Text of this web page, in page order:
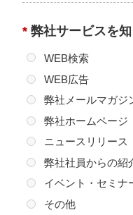
ため、関係する業務提
ただく場合。
（2）ご本人よりご請
め、関係する業務提携
だく場合。
（3）サービスのご案
情報を提供するため、
を提供させていただく
（4）裁判所や警察等
照会を受けて開示が請
を保護するため、やむ
* 弊社サービスを
WEB検索
WEB広告
弊社メールマガジ
弊社ホームページ
ニュースリリース
弊社社員からの紹
イベント・セミナ
その他